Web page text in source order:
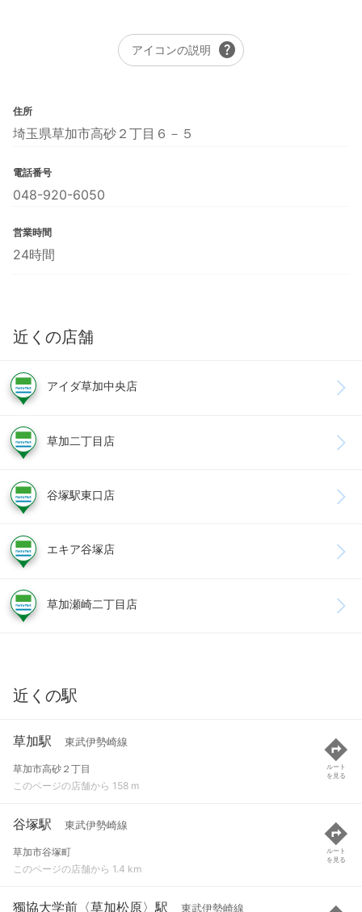
アイコンの説明 help
住所
埼玉県草加市高砂２丁目６－５
電話番号
048-920-6050
営業時間
24時間
近くの店舗
アイダ草加中央店
草加二丁目店
谷塚駅東口店
エキア谷塚店
草加瀬崎二丁目店
近くの駅
草加駅 東武伊勢崎線
草加市高砂２丁目
このページの店舗から 158 m
ルート
を見る
谷塚駅 東武伊勢崎線
草加市谷塚町
このページの店舗から 1.4 km
ルート
を見る
獨協大学前〈草加松原〉駅 東武伊勢崎線